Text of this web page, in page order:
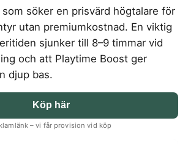
Elektrisk
Pizzaugn
Elvisp
Gjutjärnsgryta
Kaffemaskin
Knivslip
Pizzaugn
Gasol
Skärbräda
Smashjärn
Stekpanna
Trådlösa hörlurar
NAD
NMN
Probiotika
Shilajit
Testosteron tillskott
Vandringskängor
dam
som söker en prisvärd högtalare för
utan premiumkostnad. En viktig
sjunker till 8–9 timmar vid
och att Playtime Boost ger
djup bas.
Köp här
– vi får provision vid köp